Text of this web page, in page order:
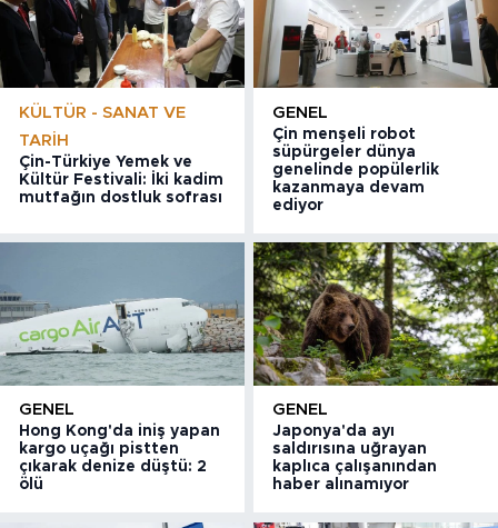
KÜLTÜR - SANAT VE
TARIH
Çin-Türkiye Yemek ve
Kültür Festivali: İki kadim
mutfağın dostluk sofrası
GENEL
Çin menşeli robot
süpürgeler dünya
genelinde popülerlik
kazanmaya devam
ediyor
GENEL
Hong Kong'da iniş yapan
kargo uçağı pistten
çıkarak denize düştü: 2
ölü
GENEL
Japonya'da ayı
saldırısına uğrayan
kaplıca çalışanından
haber alınamıyor